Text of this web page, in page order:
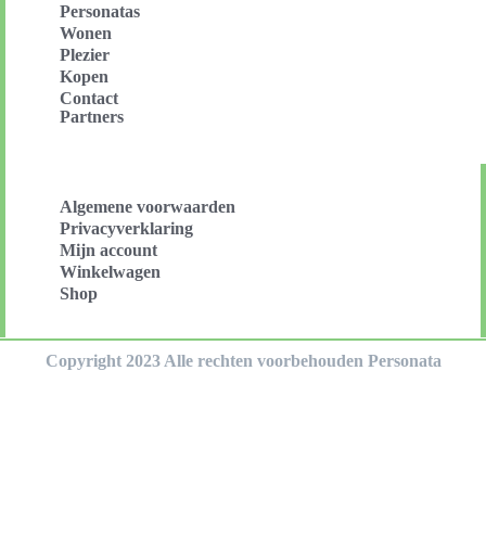
Personatas
Wonen
Plezier
Kopen
Contact
Partners
Algemene voorwaarden
Privacyverklaring
Mijn account
Winkelwagen
Shop
Copyright 2023 Alle rechten voorbehouden Personata